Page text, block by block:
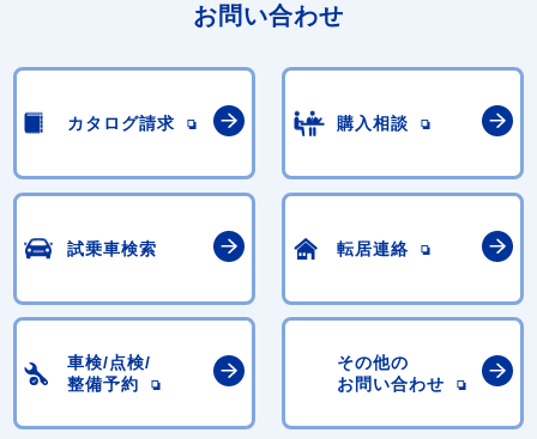
お問い合わせ
カタログ請求 購入相談
試乗車検索 転居連絡
車検/点検/
整備予約
その他の
お問い合わせ